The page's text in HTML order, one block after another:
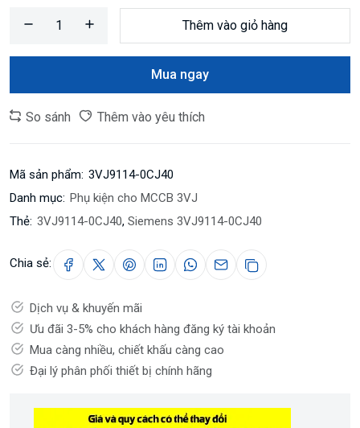
Thêm vào giỏ hàng
Mua ngay
So sánh Thêm vào yêu thích
Mã sản phẩm: 3VJ9114-0CJ40
Danh mục: Phụ kiện cho MCCB 3VJ
Thẻ: 3VJ9114-0CJ40, Siemens 3VJ9114-0CJ40
Chia sẻ:
Dịch vụ & khuyến mãi
Ưu đãi 3-5% cho khách hàng đăng ký tài khoản
Mua càng nhiều, chiết khấu càng cao
Đại lý phân phối thiết bị chính hãng